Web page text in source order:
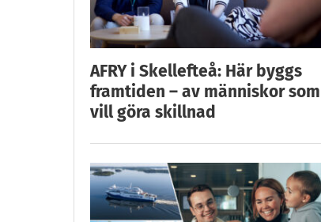
AFRY i Skellefteå: Här byggs
framtiden – av människor som
vill göra skillnad